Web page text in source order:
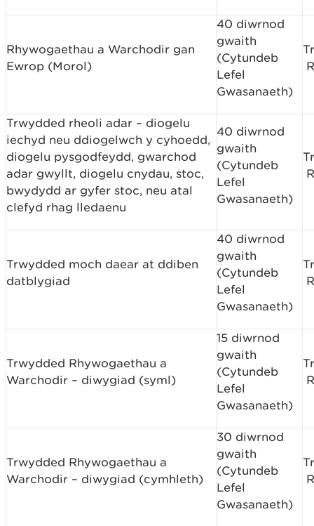
Rhywogaethau a Warchodir gan
Ewrop (Morol)
40 diwrnod
gwaith
(Cytundeb
Lefel
Gwasanaeth)
Trwydded rheoli adar – diogelu
iechyd neu ddiogelwch y cyhoedd,
diogelu pysgodfeydd, gwarchod
adar gwyllt, diogelu cnydau, stoc,
bwydydd ar gyfer stoc, neu atal
clefyd rhag lledaenu
40 diwrnod
gwaith
(Cytundeb
Lefel
Gwasanaeth)
Trwydded moch daear at ddiben
datblygiad
40 diwrnod
gwaith
(Cytundeb
Lefel
Gwasanaeth)
Trwydded Rhywogaethau a
Warchodir – diwygiad (syml)
15 diwrnod
gwaith
(Cytundeb
Lefel
Gwasanaeth)
Trwydded Rhywogaethau a
Warchodir – diwygiad (cymhleth)
30 diwrnod
gwaith
(Cytundeb
Lefel
Gwasanaeth)